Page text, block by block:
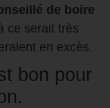
de boire
ce serait très
en excès.
bon pour